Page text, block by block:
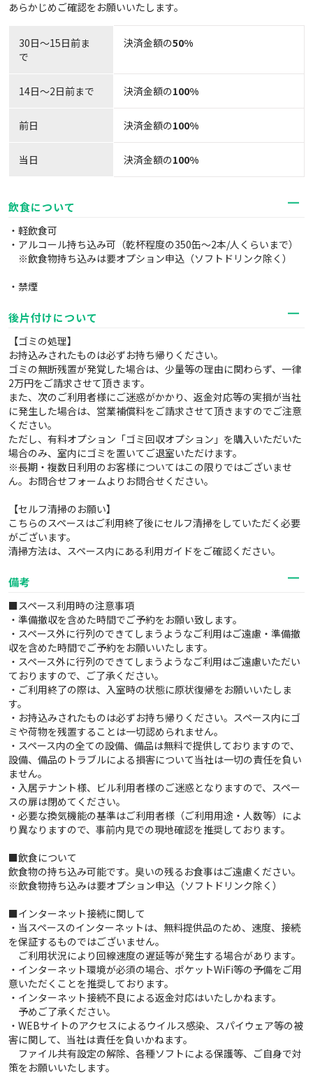
あらかじめご確認をお願いいたします。
30日〜15日前ま
で
決済金額の50%
14日～2日前まで 決済金額の100%
前日 決済金額の100%
当日 決済金額の100%
飲食について
・軽飲食可
・アルコール持ち込み可（乾杯程度の350缶～2本/人くらいまで）
※飲食物持ち込みは要オプション申込（ソフトドリンク除く）
・禁煙
後片付けについて
【ゴミの処理】
お持込みされたものは必ずお持ち帰りください。
ゴミの無断残置が発覚した場合は、少量等の理由に関わらず、一律
2万円をご請求させて頂きます。
また、次のご利用者様にご迷惑がかかり、返金対応等の実損が当社
に発生した場合は、営業補償料をご請求させて頂きますのでご注意
ください。
ただし、有料オプション「ゴミ回収オプション」を購入いただいた
場合のみ、室内にゴミを置いてご退室いただけます。
※長期・複数日利用のお客様についてはこの限りではございませ
ん。お問合せフォームよりお問合せください。
【セルフ清掃のお願い】
こちらのスペースはご利用終了後にセルフ清掃をしていただく必要
がございます。
清掃方法は、スペース内にある利用ガイドをご確認ください。
備考
■スペース利用時の注意事項
・準備撤収を含めた時間でご予約をお願い致します。
・スペース外に行列のできてしまうようなご利用はご遠慮・準備撤
収を含めた時間でご予約をお願いいたします。
・スペース外に行列のできてしまうようなご利用はご遠慮いただい
ておりますので、ご了承ください。
・ご利用終了の際は、入室時の状態に原状復帰をお願いいたしま
す。
・お持込みされたものは必ずお持ち帰りください。スペース内にゴ
ミや荷物を残置することは一切認められません。
・スペース内の全ての設備、備品は無料で提供しておりますので、
設備、備品のトラブルによる損害について当社は一切の責任を負い
ません。
・入居テナント様、ビル利用者様のご迷惑となりますので、スペー
スの扉は閉めてください。
・必要な換気機能の基準はご利用者様（ご利用用途・人数等）によ
り異なりますので、事前内見での現地確認を推奨しております。
■飲食について
飲食物の持ち込み可能です。臭いの残るお食事はご遠慮ください。
※飲食物持ち込みは要オプション申込（ソフトドリンク除く）
■インターネット接続に関して
・当スペースのインターネットは、無料提供品のため、速度、接続
を保証するものではございません。
ご利用状況により回線速度の遅延等が発生する場合があります。
・インターネット環境が必須の場合、ポケットWiFi等の予備をご用
意いただくことを推奨しております。
・インターネット接続不良による返金対応はいたしかねます。
予めご了承ください。
・WEBサイトのアクセスによるウイルス感染、スパイウェア等の被
害に関して、当社は責任を負いかねます。
ファイル共有設定の解除、各種ソフトによる保護等、ご自身で対
策をお願いいたします。